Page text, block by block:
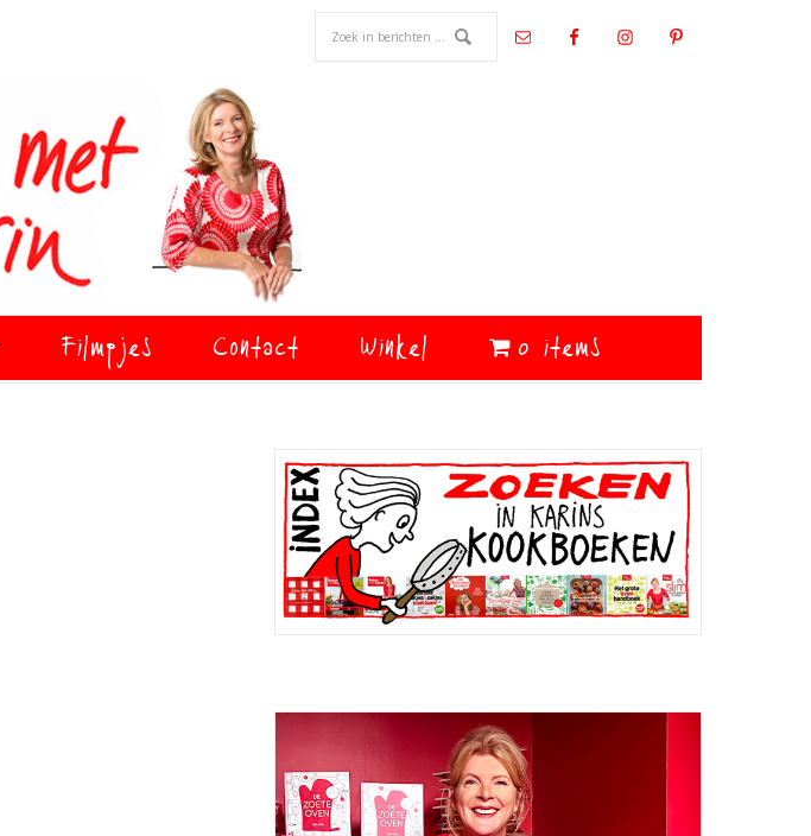
Filmpjes Contact Winkel 0 items
Primaire
Sidebar